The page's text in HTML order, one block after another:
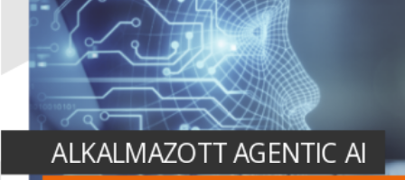
ALKALMAZOTT AGENTIC AI